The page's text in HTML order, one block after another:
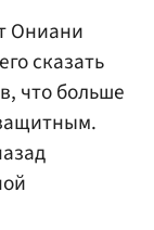
Ониани
сказать
что больше